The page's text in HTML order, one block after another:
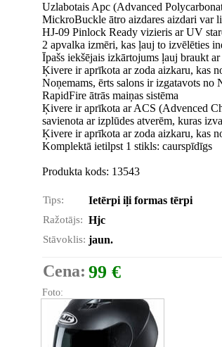
Uzlabotais Apc (Advanced
MickroBuckle ātro aizdares aizdari var
HJ-09 Pinlock Ready vizieris ar UV
2 apvalka izmēri, kas ļauj to izvēlēties
Īpašs iekšējais izkārtojums ļauj braukt
Ķivere ir aprīkota ar zoda aizkaru, kas
Noņemams, ērts salons ir izgatavots no
RapidFire ātrās maiņas sistēma
Ķivere ir aprīkota ar ACS (Advenced
savienota ar izplūdes atverēm, kuras
Ķivere ir aprīkota ar zoda aizkaru, kas
Komplektā ietilpst 1 stikls: caurspīdīgs
Produkta kods: 13543
Tips: Ietērpi iļi formas tērpi
Ražotājs: Hjc
Stāvoklis: jaun.
Cena: 99 €
Foto: